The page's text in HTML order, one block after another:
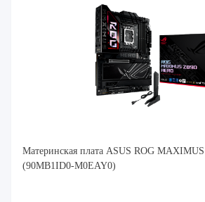
Материнская плата ASUS ROG
(90MB1ID0-M0EAY0)